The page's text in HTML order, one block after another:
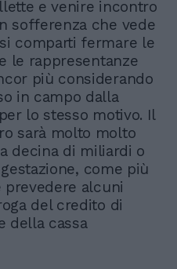
e venire incontro
sofferenza che vede
comparti fermare le
le rappresentanze
più considerando
in campo dalla
lo stesso motivo. Il
sarà molto molto
decina di miliardi o
come più
alcuni
del credito di
della cassa